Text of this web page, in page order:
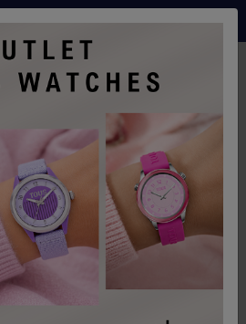
de 70€ a españa peninsular
blanco brillantes 0.87k - 430122